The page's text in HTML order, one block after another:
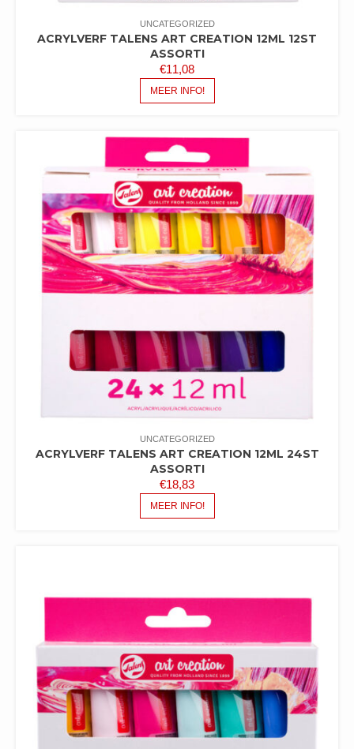
UNCATEGORIZED
ACRYLVERF TALENS ART CREATION 12ML 12ST
ASSORTI
€11,08
MEER INFO!
UNCATEGORIZED
ACRYLVERF TALENS ART CREATION 12ML 24ST
ASSORTI
€18,83
MEER INFO!